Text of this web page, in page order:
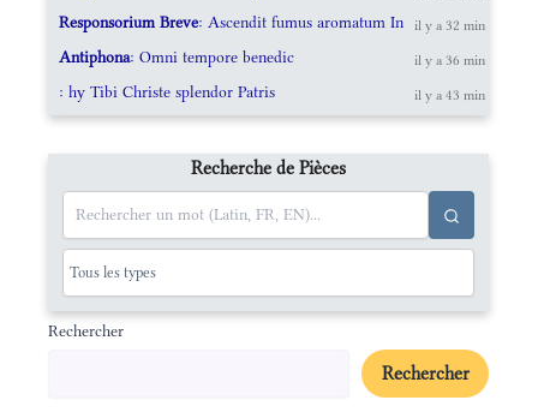
Responsorium Breve: Ascendit fumus aromatum In il y a 32 min
Antiphona: Omni tempore benedic il y a 36 min
: hy Tibi Christe splendor Patris il y a 43 min
Recherche de Pièces
Rechercher
Rechercher